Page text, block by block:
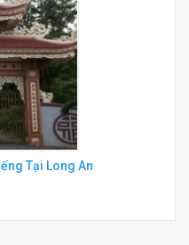
Tại Long An